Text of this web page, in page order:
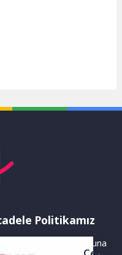
Politikamız
hazırlanır. Buna